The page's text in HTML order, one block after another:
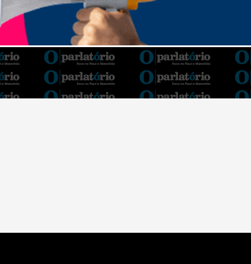
Barroso afirmou que o país tem sorte de ter
o ministro na cadeira de presidente da Corte.
“Considero, pessoalmente e
institucionalmente, que é uma sorte para o
país poder, nesta atual conjuntura, ter uma
pessoa com e...